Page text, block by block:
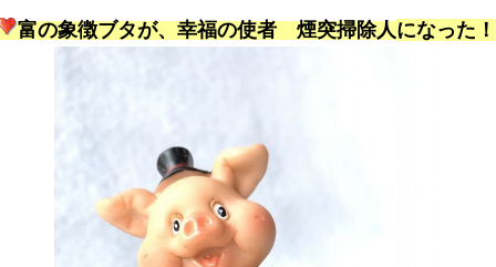
富の象徴ブタが、幸福の使者 煙突掃除人になった！